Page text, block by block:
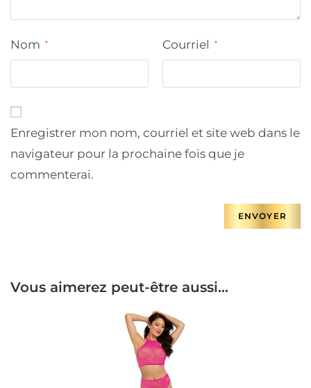
Nom * Courriel *
Enregistrer mon nom, courriel et site web dans le
navigateur pour la prochaine fois que je
commenterai.
Vous aimerez peut-être aussi…